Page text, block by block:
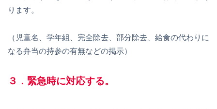
ります。
（児童名、学年組、完全除去、部分除去、給食の代わりに
なる弁当の持参の有無などの掲示）
３．緊急時に対応する。